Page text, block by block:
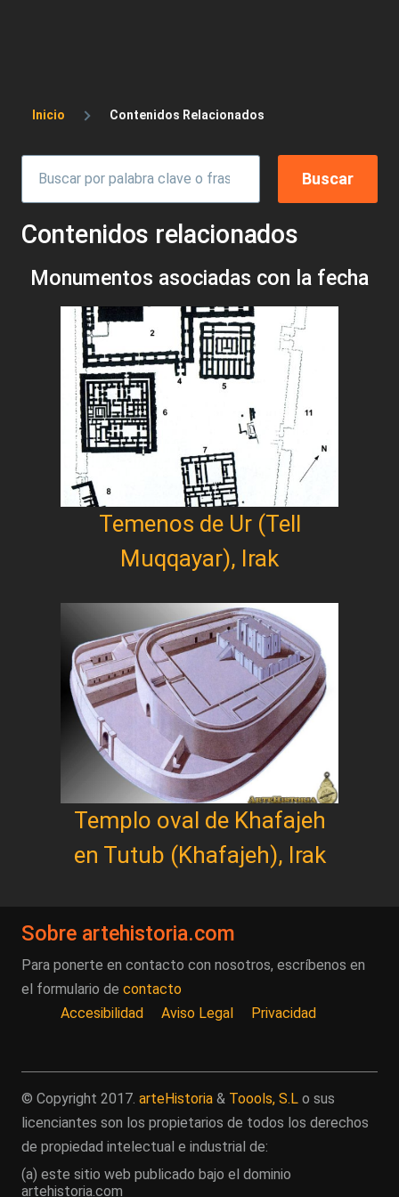
Sobrescribir enlaces de ayuda a la
Inicio Contenidos Relacionados
Contenidos relacionados
Monumentos asociadas con la fecha
Temenos de Ur (Tell
Muqqayar), Irak
Templo oval de Khafajeh
en Tutub (Khafajeh), Irak
Sobre artehistoria.com
Para ponerte en contacto con nosotros, escríbenos en
el formulario de contacto
Accesibilidad
Aviso Legal Privacidad
© Copyright 2017. arteHistoria & Toools, S.L o sus
licenciantes son los propietarios de todos los derechos
de propiedad intelectual e industrial de:
(a) este sitio web publicado bajo el dominio
artehistoria.com